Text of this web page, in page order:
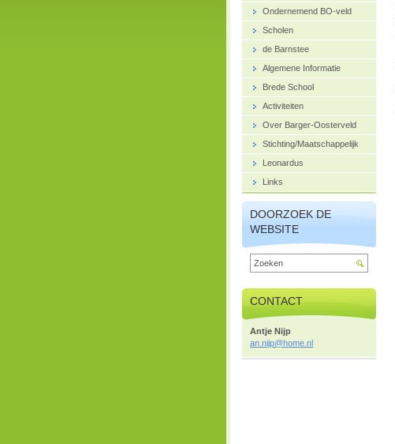
Ondernemend BO-veld
Scholen
de Barnstee
Algemene Informatie
Brede School
Activiteiten
Over Barger-Oosterveld
Stichting/Maatschappelijk
Leonardus
Links
DOORZOEK DE
WEBSITE
CONTACT
Antje Nijp
an.nijp@home.nl